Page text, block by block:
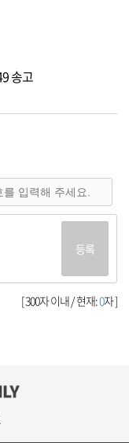
송고
등록
[ 300자 이내 / 현재:0자 ]